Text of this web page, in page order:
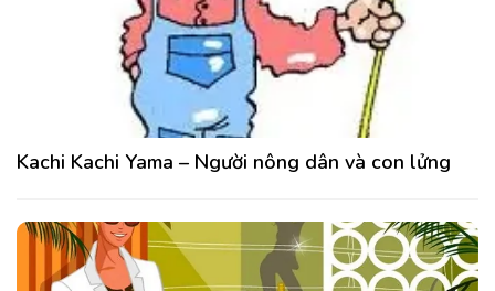
Kachi Kachi Yama – Người nông dân và con lửng